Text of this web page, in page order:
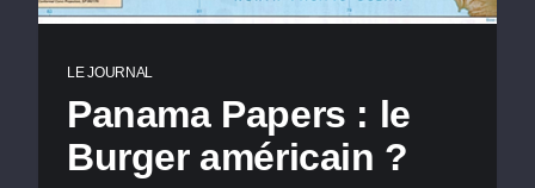
LE JOURNAL
Panama Papers : le
Burger américain ?